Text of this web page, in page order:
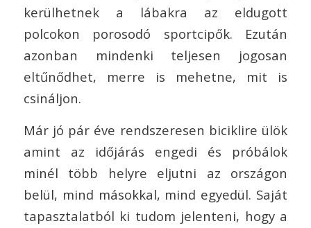
kerülhetnek a lábakra az eldugott
polcokon porosodó sportcipők. Ezután
azonban mindenki teljesen jogosan
eltűnődhet, merre is mehetne, mit is
csináljon.
Már jó pár éve rendszeresen biciklire ülök
amint az időjárás engedi és próbálok
minél több helyre eljutni az országon
belül, mind másokkal, mind egyedül. Saját
tapasztalatból ki tudom jelenteni, hogy a